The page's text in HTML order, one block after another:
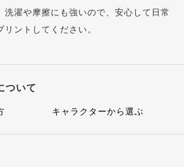
洗濯や摩擦にも強いので、安心して日常
ントしてください。
ついて
キャラクターから選ぶ